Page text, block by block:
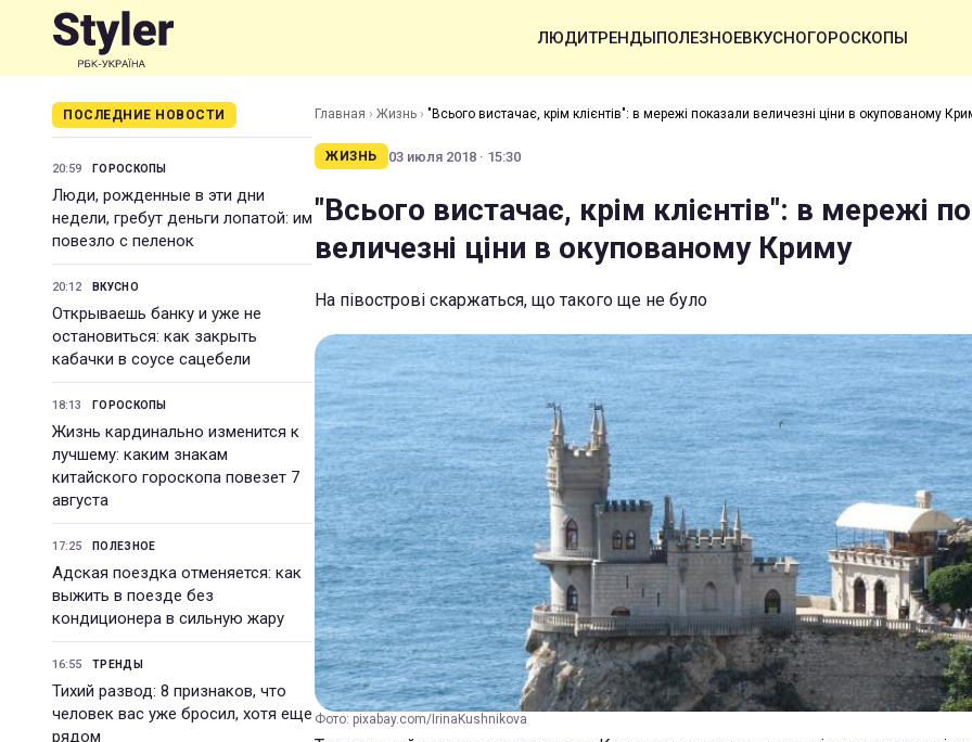
ЛЮДИТРЕНДЫПОЛЕЗНОЕВКУСНОГОРОСКОПЫ
ПОСЛЕДНИЕ НОВОСТИ
20:59 ГОРОСКОПЫ
Люди, рожденные в эти дни
недели, гребут деньги лопатой: им
повезло с пеленок
20:12 ВКУСНО
Открываешь банку и уже не
остановиться: как закрыть
кабачки в соусе сацебели
18:13 ГОРОСКОПЫ
Жизнь кардинально изменится к
лучшему: каким знакам
китайского гороскопа повезет 7
августа
17:25 ПОЛЕЗНОЕ
Адская поездка отменяется: как
выжить в поезде без
кондиционера в сильную жару
16:55 ТРЕНДЫ
Тихий развод: 8 признаков, что
человек вас уже бросил, хотя еще
рядом
Главная › Жизнь › "Всього вистачає, крім клієнтів": в мережі показали величезні ціни в окупованому
ЖИЗНЬ 03 июля 2018 · 15:30
"Всього вистачає, крім клієнтів": в мережі
величезні ціни в окупованому Криму
На півострові скаржаться, що такого ще не було
Фото: pixabay.com/IrinaKushnikova